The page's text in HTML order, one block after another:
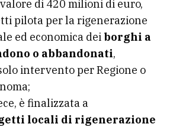
di 420 milioni di euro,
pilota per la rigenerazione
ed economica dei borghi a
o abbandonati,
intervento per Regione o
è finalizzata a
locali di rigenerazione